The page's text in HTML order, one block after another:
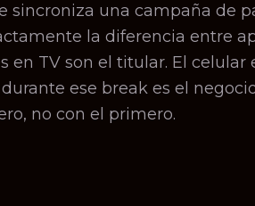
sincroniza una campaña de
la diferencia entre
en TV son el titular. El celular
ese break es el
no con el primero.